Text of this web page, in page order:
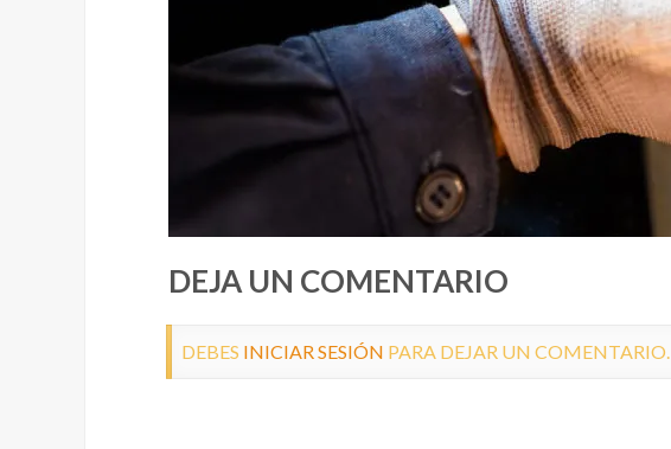
DEJA UN COMENTARIO
DEBES INICIAR SESIÓN PARA DEJAR UN COMENTARIO.